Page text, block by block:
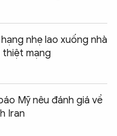
nhẹ lao xuống nhà
thiệt mạng
Mỹ nêu đánh giá về
Iran